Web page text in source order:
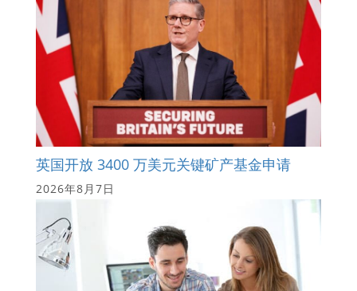
英国开放 3400 万美元关键矿产基金申请
2026年8月7日